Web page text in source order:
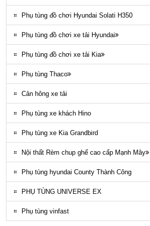
Phụ tùng điều hòa County
Phụ tùng đồ chơi Hyundai Solati H350
Phụ tùng đồ chơi xe tải Hyundai
Phụ tùng đồ chơi xe tải Hyundai HD65, HD72
Phụ tùng Trago
Phụ tung hyundai mighty ex8
Phụ tùng đồ chơi xe tải Kia
Phụ tùng đồ chơi kia Bongo
Phụ tùng Kia K3000
Phụ tùng Thaco
Phụ tùng vỏ xe khách Thaco
Phụ tùng gầm máy xe khách Thaco
Cản hông xe tải
Phụ tùng xe khách Hino
Phụ tùng xe Kia Grandbird
Nội thất Rèm chup ghế cao cấp Mạnh Mây
Rèm áo ghế xe County Mạnh Mây
Phụ tùng hyundai County Thành Công
PHỤ TÙNG UNIVERSE EX
Phụ tùng vinfast